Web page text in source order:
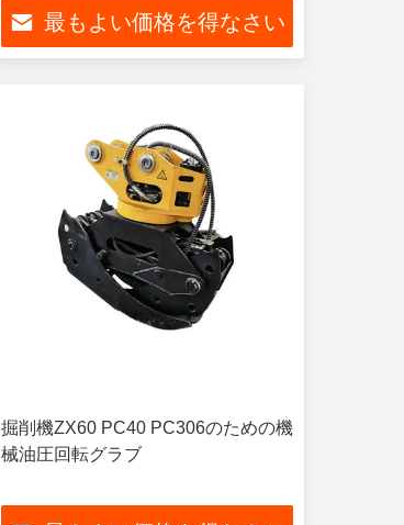
最もよい価格を得なさい
掘削機ZX60 PC40 PC306のための機
械油圧回転グラブ